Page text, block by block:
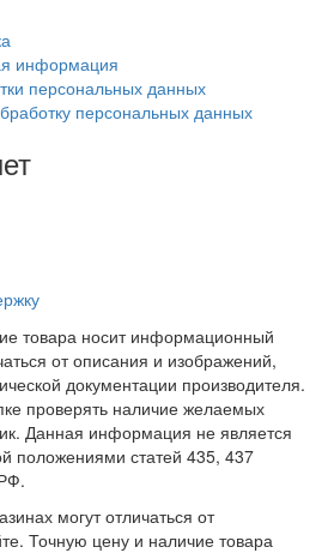
информация
персональных данных
персональных данных
товара носит информационный
от описания и изображений,
документации производителя.
проверять наличие желаемых
Данная информация не является
положениями статей 435, 437
могут отличаться от
Точную цену и наличие товара